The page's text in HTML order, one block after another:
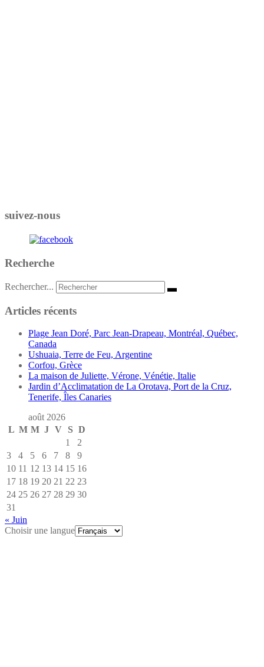
suivez-nous
Recherche
Rechercher...
Articles récents
Plage Jean Doré, Parc Jean-Drapeau, Montréal, Québec,
Canada
Ushuaia, Terre de Feu, Argentine
Corfou, Grèce
La maison de Juliette, Vérone, Vénétie, Italie
Jardin d’Acclimatation de La Orotava, Port de la Cruz,
Tenerife, Îles Canaries
août 2026
L M M J V S D
1
2
3
4 5 6 7 8
9
10 11 12 13 14 15 16
17 18 19 20 21 22 23
24 25 26 27 28 29 30
31
« Juin
Choisir une langue